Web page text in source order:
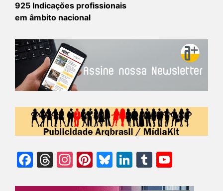
925 Indicações profissionais
em âmbito nacional
Facebook
Threads
Instagram
Pinterest
Bluesky
LinkedIn
Tumblr